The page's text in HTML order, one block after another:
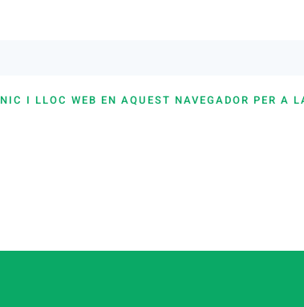
I LLOC WEB EN AQUEST NAVEGADOR PER A